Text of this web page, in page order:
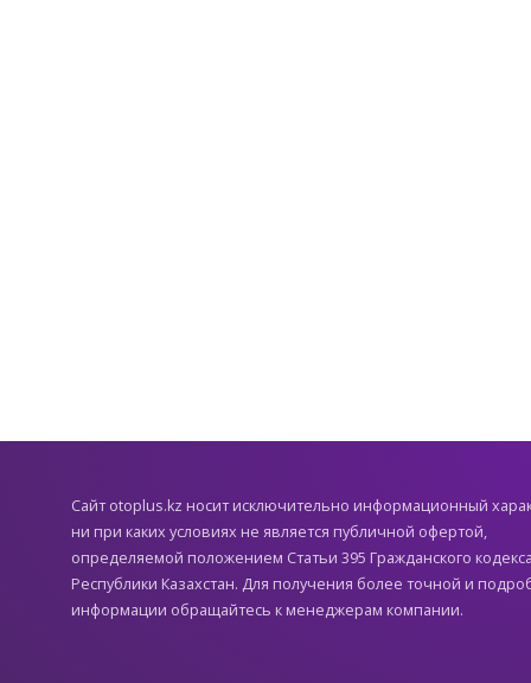
Cайт otoplus.kz носит исключительно информационный
ни при каких условиях не является публичной офертой,
определяемой положением Статьи 395 Гражданского
Республики Казахстан. Для получения более точной и
информации обращайтесь к менеджерам компании.